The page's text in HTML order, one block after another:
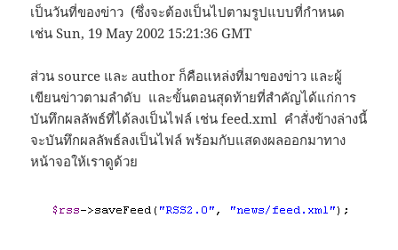
เป็นวันที่ของข่าว (ซึ่งจะต้องเป็นไปตามรูปแบบที่กำหนด
เช่น Sun, 19 May 2002 15:21:36 GMT
ส่วน source และ author ก็คือแหล่งที่มาของข่าว และผู้
เขียนข่าวตามลำดับ และขั้นตอนสุดท้ายที่สำคัญได้แก่การ
บันทึกผลลัพธ์ที่ได้ลงเป็นไฟล์ เช่น feed.xml คำสั่งข้างล่างนี้
จะบันทึกผลลัพธ์ลงเป็นไฟล์ พร้อมกับแสดงผลออกมาทาง
หน้าจอให้เราดูด้วย